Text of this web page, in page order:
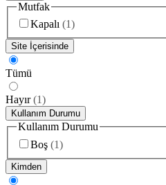
Mutfak
Kapalı (1)
Site İçerisinde
Tümü
Hayır (1)
Kullanım Durumu
Kullanım Durumu
Boş (1)
Kimden